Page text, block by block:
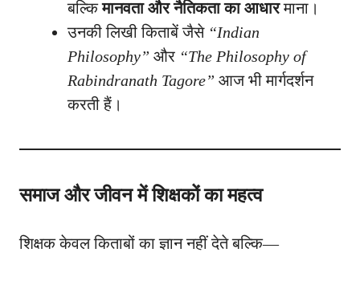
बल्किमानवता और नैतिकता का आधारमाना।
उनकी लिखी किताबें जैसे “Indian
Philosophy” और “The Philosophy of
Rabindranath Tagore” आज भी मार्गदर्शन
करती हैं।
समाज और जीवन में शिक्षकों का महत्व
शिक्षक केवल किताबों का ज्ञान नहीं देते बल्कि—